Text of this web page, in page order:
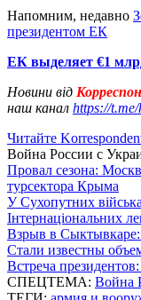
Напомним, недавно
президентом ЕК
ЕК выделяет €1
Новини від
наш канал https://
Читайте
Война России с
Провал сезона:
турсектора Крыма
У Сухопутних
Інтернаціональних
Взрыв в Сыктывкаре:
Стали известны
Встреча
СПЕЦТЕМА: Война